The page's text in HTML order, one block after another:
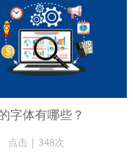
字体有哪些？
点击 | 348次